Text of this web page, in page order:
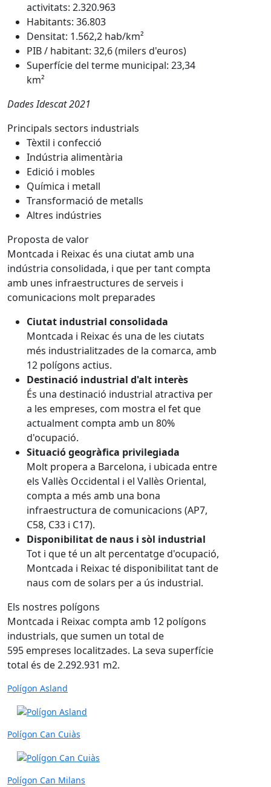
activitats: 2.320.963
Habitants: 36.803
Densitat: 1.562,2 hab/km²
PIB / habitant: 32,6 (milers d'euros)
Superfície del terme municipal: 23,34
km²
Dades Idescat 2021
Principals sectors industrials
Tèxtil i confecció
Indústria alimentària
Edició i mobles
Química i metall
Transformació de metalls
Altres indústries
Proposta de valor
Montcada i Reixac és una ciutat amb una
indústria consolidada, i que per tant compta
amb unes infraestructures de serveis i
comunicacions molt preparades
Ciutat industrial consolidada
Montcada i Reixac és una de les ciutats
més industrialitzades de la comarca, amb
12 polígons actius.
Destinació industrial d'alt interès
És una destinació industrial atractiva per
a les empreses, com mostra el fet que
actualment compta amb un 80%
d'ocupació.
Situació geogràfica privilegiada
Molt propera a Barcelona, i ubicada entre
els Vallès Occidental i el Vallès Oriental,
compta a més amb una bona
infraestructura de comunicacions (AP7,
C58, C33 i C17).
Disponibilitat de naus i sòl industrial
Tot i que té un alt percentatge d'ocupació,
Montcada i Reixac té disponibilitat tant de
naus com de solars per a ús industrial.
Els nostres polígons
Montcada i Reixac compta amb 12 polígons
industrials, que sumen un total de
595 empreses localitzades. La seva superfície
total és de 2.292.931 m2.
Polígon Asland
Polígon Can Cuiàs
Polígon Can Milans